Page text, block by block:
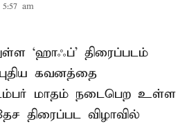
am
‘ஹாஃப்’ திரைப்படம்
கவனத்தை
மாதம் நடைபெற உள்ள
திரைப்பட விழாவில்